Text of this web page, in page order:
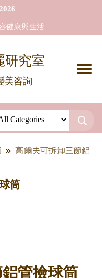
健康與生活
研究室
美咨詢
高爾夫可拆卸三節鋁
筒
管撿球筒